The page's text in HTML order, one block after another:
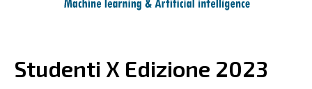
Studenti X Edizione 2023